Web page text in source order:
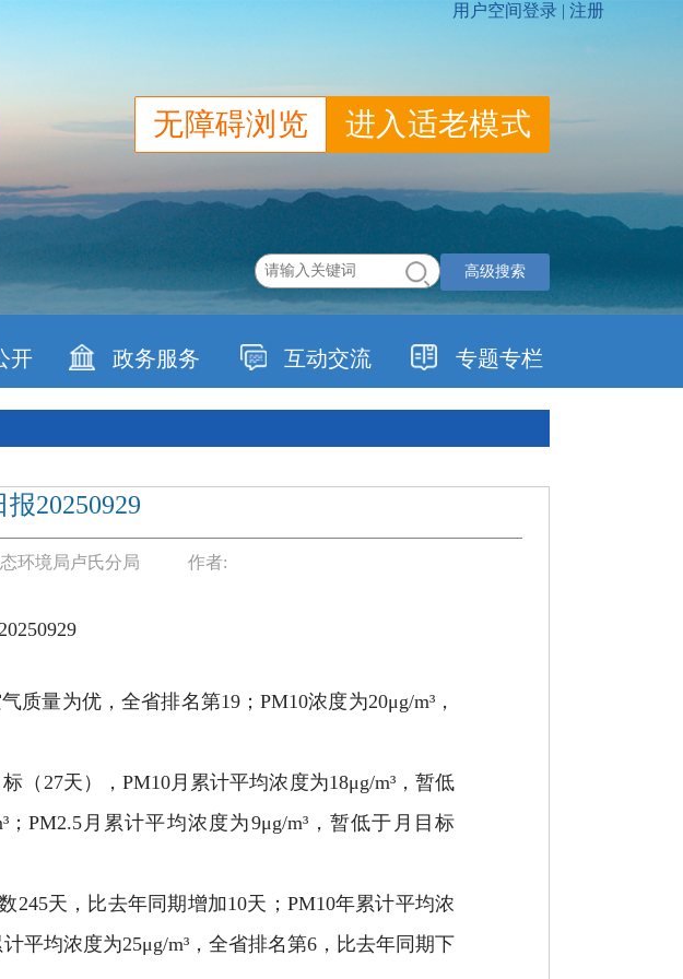
无障碍浏览 进入适老模式
高级搜索
开 政务服务 互动交流 专题专栏
20250929
环境局卢氏分局 作者:
250929
量为优，全省排名第19；PM10浓度为20μg/m³，
（27天），PM10月累计平均浓度为18μg/m³，暂低
PM2.5月累计平均浓度为9μg/m³，暂低于月目标
245天，比去年同期增加10天；PM10年累计平均浓
平均浓度为25μg/m³，全省排名第6，比去年同期下